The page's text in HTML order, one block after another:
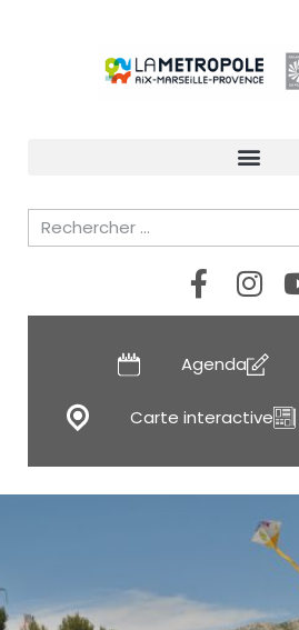
Agenda
Carte interactive